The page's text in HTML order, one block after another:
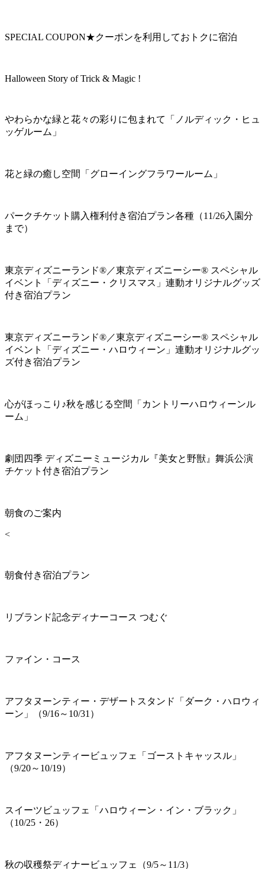
SPECIAL COUPON★クーポンを利用しておトクに宿泊
Halloween Story of Trick & Magic !
やわらかな緑と花々の彩りに包まれて「ノルディック・ヒュ
ッゲルーム」
花と緑の癒し空間「グローイングフラワールーム」
パークチケット購入権利付き宿泊プラン各種（11/26入園分
まで）
東京ディズニーランド®／東京ディズニーシー® スペシャル
イベント「ディズニー・クリスマス」連動オリジナルグッズ
付き宿泊プラン
東京ディズニーランド®／東京ディズニーシー® スペシャル
イベント「ディズニー・ハロウィーン」連動オリジナルグッ
ズ付き宿泊プラン
心がほっこり♪秋を感じる空間「カントリーハロウィーンル
ーム」
劇団四季 ディズニーミュージカル『美女と野獣』舞浜公演
チケット付き宿泊プラン
朝食のご案内
<
朝食付き宿泊プラン
リブランド記念ディナーコース つむぐ
ファイン・コース
アフタヌーンティー・デザートスタンド「ダーク・ハロウィ
ーン」（9/16～10/31）
アフタヌーンティービュッフェ「ゴーストキャッスル」
（9/20～10/19）
スイーツビュッフェ「ハロウィーン・イン・ブラック」
（10/25・26）
秋の収穫祭ディナービュッフェ（9/5～11/3）